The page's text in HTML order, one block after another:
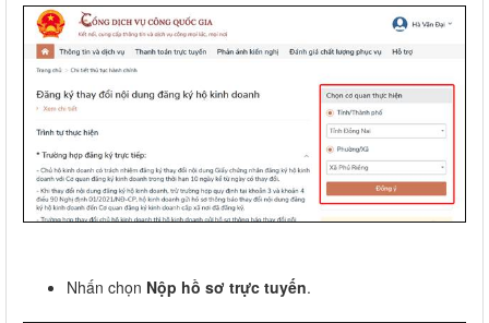
Nhấn chọn Nộp hồ sơ trực tuyến.